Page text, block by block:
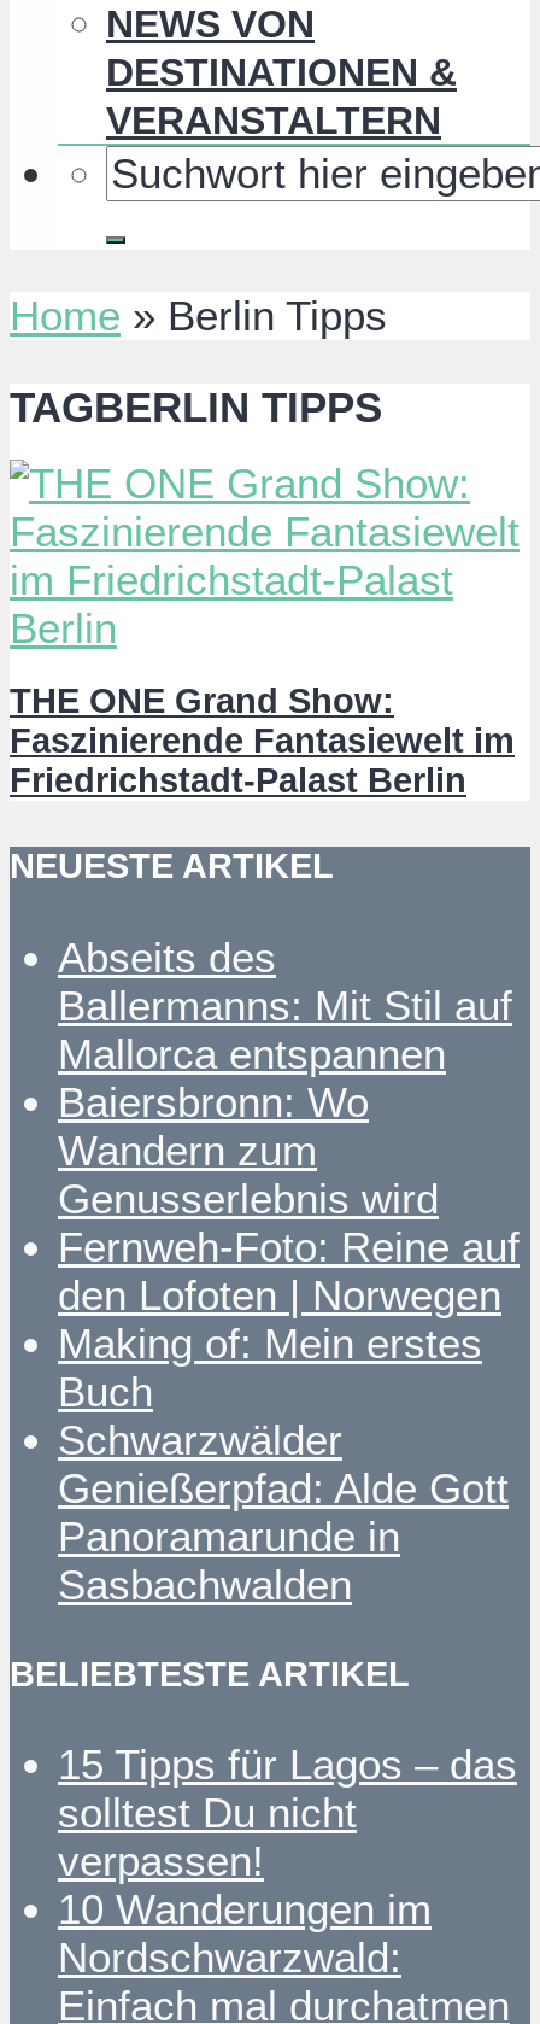
NEWS VON
DESTINATIONEN &
VERANSTALTERN
Home » Berlin Tipps
TAGBERLIN TIPPS
THE ONE Grand Show:
Faszinierende Fantasiewelt im
Friedrichstadt-Palast Berlin
NEUESTE ARTIKEL
Abseits des
Ballermanns: Mit Stil auf
Mallorca entspannen
Baiersbronn: Wo
Wandern zum
Genusserlebnis wird
Fernweh-Foto: Reine auf
den Lofoten | Norwegen
Making of: Mein erstes
Buch
Schwarzwälder
Genießerpfad: Alde Gott
Panoramarunde in
Sasbachwalden
BELIEBTESTE ARTIKEL
15 Tipps für Lagos – das
solltest Du nicht
verpassen!
10 Wanderungen im
Nordschwarzwald:
Einfach mal durchatmen